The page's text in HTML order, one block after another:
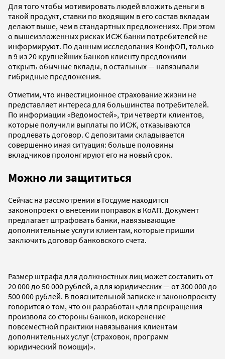
Для того чтобы мотивировать людей вложить деньги в
такой продукт, ставки по входящим в его состав вкладам
делают выше, чем в стандартных предложениях. При этом
о вышеизложенных рисках ИСЖ банки потребителей не
информируют. По данным исследования КонфОП, только
в 9 из 20 крупнейших банков клиенту предложили
открыть обычные вклады, в остальных — навязывали
гибридные предложения.
Отметим, что инвестиционное страхование жизни не
представляет интереса для большинства потребителей.
По информации «Ведомостей», три четверти клиентов,
которые получили выплаты по ИСЖ, отказываются
продлевать договор. С депозитами складывается
совершенно иная ситуация: больше половины
вкладчиков пролонгируют его на новый срок.
Можно ли защититься
Сейчас на рассмотрении в Госдуме находится
законопроект о внесении поправок в КоАП. Документ
предлагает штрафовать банки, навязывающие
дополнительные услуги клиентам, которые пришли
заключить договор банковского счета.
Размер штрафа для должностных лиц может составить от
20 000 до 50 000 рублей, а для юридических — от 300 000 до
500 000 рублей. В пояснительной записке к законопроекту
говорится о том, что он разработан «для прекращения
произвола со стороны банков, искоренение
повсеместной практики навязывания клиентам
дополнительных услуг (страховок, программ
юридический помощи)».